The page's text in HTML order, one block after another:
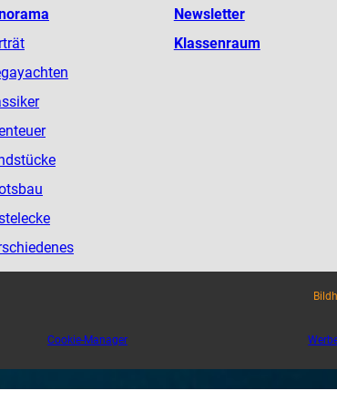
Newsletter
Klassenraum
Cookie-Manager